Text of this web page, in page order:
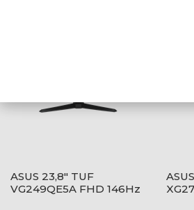
ASUS 23,8" TUF
VG249QE5A FHD 146Hz